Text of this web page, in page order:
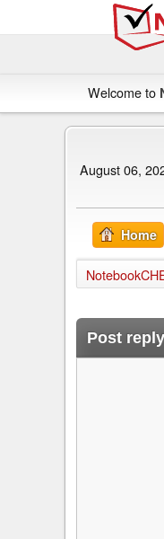
Welcome to
August 06,
Home
Post reply